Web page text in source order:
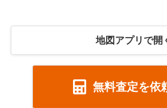
地図アプリで開
無料査定を依